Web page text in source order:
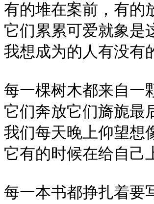
有的堆在案前，有的
它们累累可爱就象是
我想成为的人有没有
每一棵树木都来自一
它们奔放它们旖旎
我们每天晚上仰望想
它有的时候在给自己
每一本书都挣扎着要